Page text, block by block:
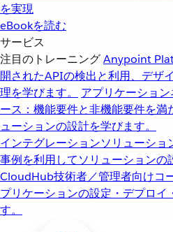
を実現
eBookを読む
サービス
注目のトレーニングAnypoint
開されたAPIの検出と利用、デザ
理を学びます。
アプリケーショ
ース：機能要件と非機能要件を満
ューションの設計を学びます。
インテグレーションソリューショ
事例を利用してソリューションの
CloudHub技術者／管理者向けコ
プリケーションの設定・デプロイ
す。